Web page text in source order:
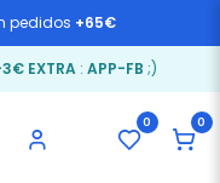
pedidos +65€
EXTRA: APP-FB ;)
0 0